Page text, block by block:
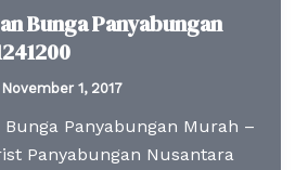
Bunga Panyabungan
November 1, 2017
Bunga Panyabungan Murah –
Panyabungan Nusantara